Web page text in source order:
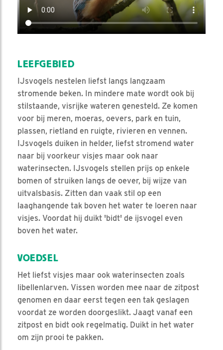
LEEFGEBIED
IJsvogels nestelen liefst langs langzaam
stromende beken. In mindere mate wordt ook bij
stilstaande, visrijke wateren genesteld. Ze komen
voor bij meren, moeras, oevers, park en tuin,
plassen, rietland en ruigte, rivieren en vennen.
IJsvogels duiken in helder, liefst stromend water
naar bij voorkeur visjes maar ook naar
waterinsecten. IJsvogels stellen prijs op enkele
bomen of struiken langs de oever, bij wijze van
uitvalsbasis. Zitten dan vaak stil op een
laaghangende tak boven het water te loeren naar
visjes. Voordat hij duikt 'bidt' de ijsvogel even
boven het water.
VOEDSEL
Het liefst visjes maar ook waterinsecten zoals
libellenlarven. Vissen worden mee naar de zitpost
genomen en daar eerst tegen een tak geslagen
voordat ze worden doorgeslikt. Jaagt vanaf een
zitpost en bidt ook regelmatig. Duikt in het water
om zijn prooi te pakken.